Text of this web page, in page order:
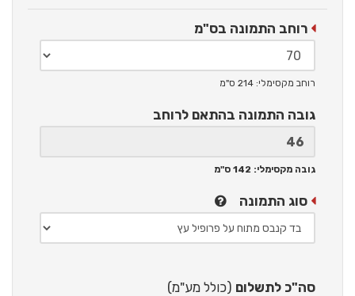
רוחב התמונה בס"מ
רוחב מקסימלי: 214 ס"מ
גובה התמונה בהתאם לרוחב
גובה מקסימלי: 142 ס"מ
סוג התמונה
סה"כ לתשלום (כולל מע"מ)